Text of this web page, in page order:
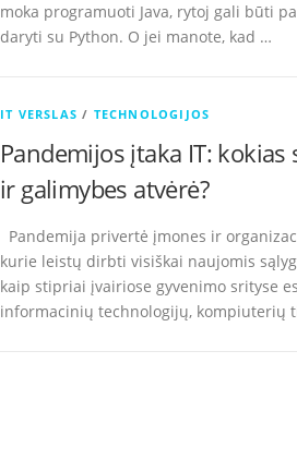
moka programuoti Java, rytoj gali būti
daryti su Python. O jei manote, kad …
IT VERSLAS / TECHNOLOGIJOS
Pandemijos įtaka IT:
ir galimybes atvėrė?
Pandemija privertė įmones ir
kurie leistų dirbti visiškai naujomis
kaip stipriai įvairiose gyvenimo srityse
informacinių technologijų, kompiuterių